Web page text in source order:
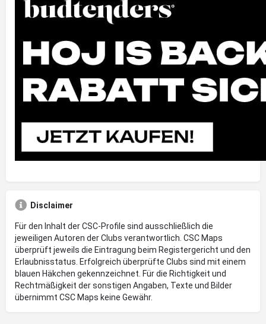
Disclaimer
Für den Inhalt der CSC-Profile sind ausschließlich die
jeweiligen Autoren der Clubs verantwortlich. CSC Maps
überprüft jeweils die Eintragung beim Registergericht und den
Erlaubnisstatus. Erfolgreich überprüfte Clubs sind mit einem
blauen Häkchen gekennzeichnet. Für die Richtigkeit und
Rechtmäßigkeit der sonstigen Angaben, Texte und Bilder
übernimmt CSC Maps keine Gewähr.